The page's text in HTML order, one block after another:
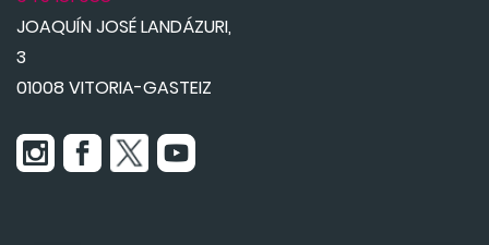
JOAQUÍN JOSÉ LANDÁZURI,
3
01008 VITORIA-GASTEIZ